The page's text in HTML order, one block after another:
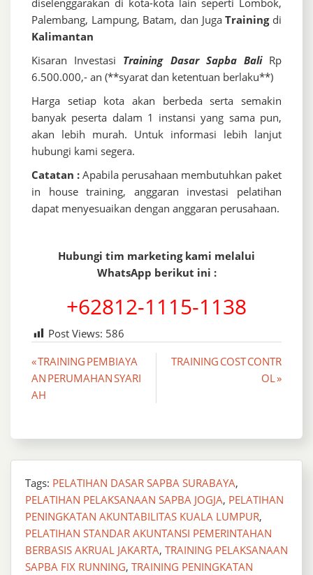
Palembang, Lampung, Batam, dan JugaTrainingdi
Kalimantan
Kisaran Investasi Training Dasar Sapba Bali Rp
6.500.000,- an (**syarat dan ketentuan berlaku**)
Harga setiap kota akan berbeda serta semakin
banyak peserta dalam 1 instansi yang sama pun,
akan lebih murah. Untuk informasi lebih lanjut
hubungi kami segera.
Catatan : Apabila perusahaan membutuhkan paket
in house training, anggaran investasi pelatihan
dapat menyesuaikan dengan anggaran perusahaan.
Hubungi tim marketing kami melalui
WhatsApp berikut ini :
+62812-1115-1138
Post Views: 586
Post
navigation
« TRAINING PEMBIAYA
AN PERUMAHAN SYARI
AH
TRAINING COST CONTR
OL »
Tags: PELATIHAN DASAR SAPBA SURABAYA,
PELATIHAN PELAKSANAAN SAPBA JOGJA, PELATIHAN
PENINGKATAN AKUNTABILITAS KUALA LUMPUR,
PELATIHAN STANDAR AKUNTANSI PEMERINTAHAN
BERBASIS AKRUAL JAKARTA, TRAINING PELAKSANAAN
SAPBA FIX RUNNING, TRAINING PENINGKATAN